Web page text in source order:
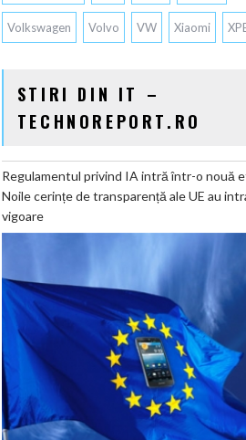
Volkswagen Volvo VW Xiaomi
STIRI DIN IT –
TECHNOREPORT.RO
Regulamentul privind IA intră într-o nouă
Noile cerințe de transparență ale UE au
vigoare